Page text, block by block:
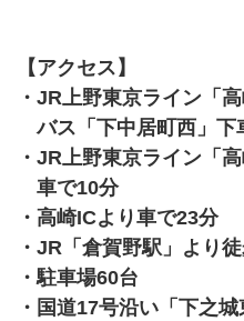
【アクセス】
・JR上野東京ライン「
バス「下中居町西」下
・JR上野東京ライン「
車で10分
・高崎ICより車で23分
・JR「倉賀野駅」より
・駐車場60台
・国道17号沿い「下之